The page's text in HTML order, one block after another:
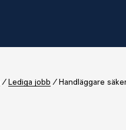
Lediga jobb Handläggare